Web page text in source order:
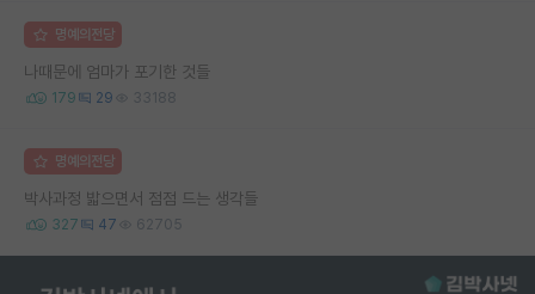
명예의전당
나때문에 엄마가 포기한 것들
179 29 33188
명예의전당
박사과정 밟으면서 점점 드는 생각들
327 47 62705